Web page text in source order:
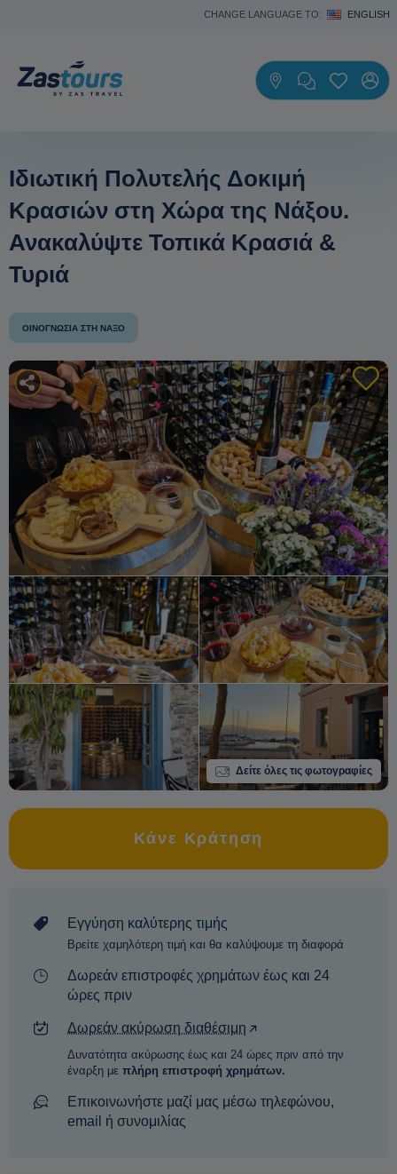
CHANGE LANGUAGE TO: ENGLISH
Ιδιωτική Πολυτελής Δοκιμή
Κρασιών στη Χώρα της Νάξου.
Ανακαλύψτε Τοπικά Κρασιά &
Τυριά
ΟΙΝΟΓΝΩΣΊΑ ΣΤΗ ΝΆΞΟ
Δείτε όλες τις φωτογραφίες
Κάνε Κράτηση
Εγγύηση καλύτερης τιμής
Βρείτε χαμηλότερη τιμή και θα καλύψουμε τη διαφορά
Δωρεάν επιστροφές χρημάτων έως και 24
ώρες πριν
Δωρεάν ακύρωση διαθέσιμη
Δυνατότητα ακύρωσης έως και 24 ώρες πριν από την
έναρξη με πλήρη επιστροφή χρημάτων.
Επικοινωνήστε μαζί μας μέσω τηλεφώνου,
email ή συνομιλίας